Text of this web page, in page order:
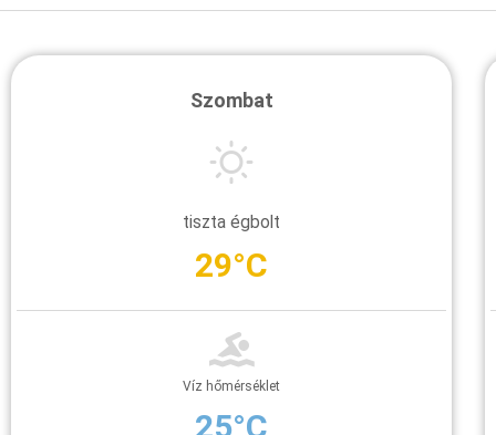
Szombat
tiszta égbolt
29°C
Víz hőmérséklet
25°C